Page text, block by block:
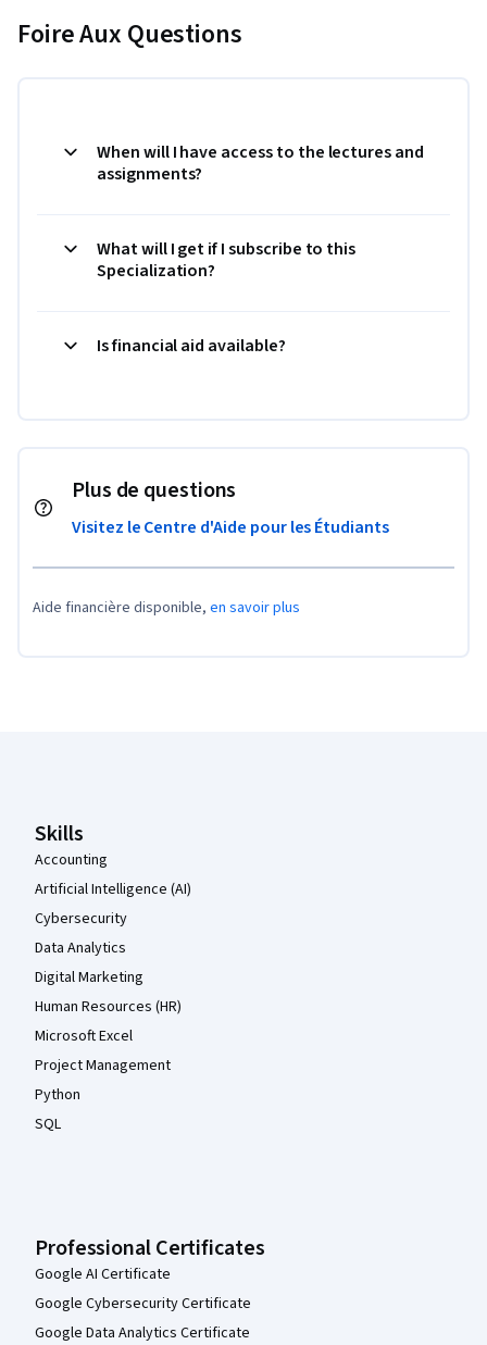
Foire Aux Questions
When will I have access to the lectures and
assignments?
What will I get if I subscribe to this
Specialization?
Is financial aid available?
Plus de questions
Visitez le Centre d'Aide pour les Étudiants
Aide financière disponible, en savoir plus
Skills
Accounting
Artificial Intelligence (AI)
Cybersecurity
Data Analytics
Digital Marketing
Human Resources (HR)
Microsoft Excel
Project Management
Python
SQL
Professional Certificates
Google AI Certificate
Google Cybersecurity Certificate
Google Data Analytics Certificate